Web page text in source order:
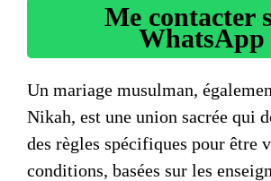
Me contacter
WhatsApp
Un mariage musulman,
Nikah, est une union sacrée qui
des règles spécifiques pour être
conditions, basées sur les